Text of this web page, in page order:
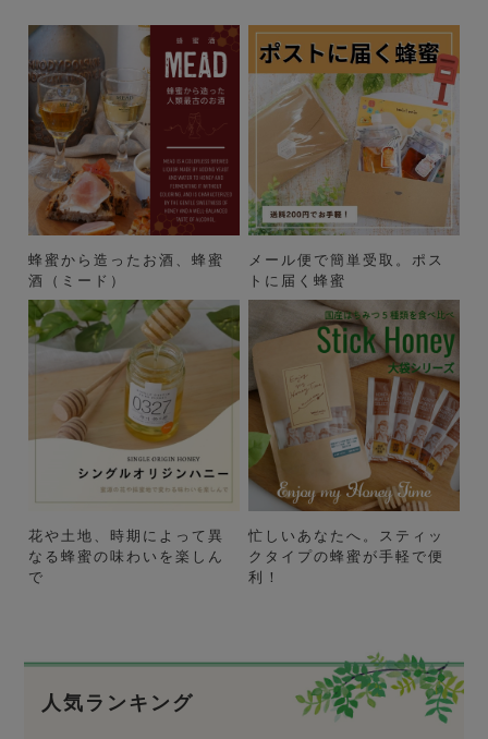
蜂蜜から造ったお酒、蜂蜜
酒（ミード）
メール便で簡単受取。ポス
トに届く蜂蜜
花や土地、時期によって異
なる蜂蜜の味わいを楽しん
で
忙しいあなたへ。スティッ
クタイプの蜂蜜が手軽で便
利！
人気ランキング